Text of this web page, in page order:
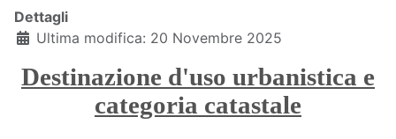
Dettagli
Ultima modifica: 20 Novembre 2025
Destinazione d'uso urbanistica e
categoria catastale